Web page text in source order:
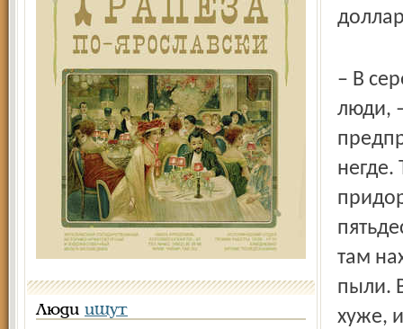
Люди ищут
– В
люди,
негде.
там
пыли.
хуже,